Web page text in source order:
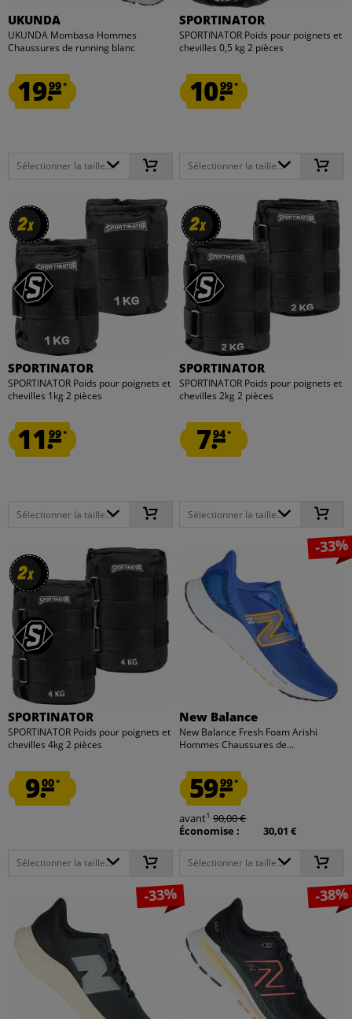
UKUNDA
UKUNDA Mombasa Hommes
Chaussures de running blanc
19.99*
Sélectionner la taille...
SPORTINATOR
SPORTINATOR Poids pour poignets et
chevilles 0,5 kg 2 pièces
10.99*
Sélectionner la taille...
2x
2x
SPORTINATOR
SPORTINATOR Poids pour poignets et
chevilles 1kg 2 pièces
11.99*
Sélectionner la taille...
2x
2x
SPORTINATOR
SPORTINATOR Poids pour poignets et
chevilles 2kg 2 pièces
7.94*
Sélectionner la taille...
2x
2x
SPORTINATOR
SPORTINATOR Poids pour poignets et
chevilles 4kg 2 pièces
9.00*
Sélectionner la taille...
-33%
New Balance
New Balance Fresh Foam Arishi
Hommes Chaussures de...
59.99*
avant1 90,00 €
Économise :
30,01 €
Sélectionner la taille...
-33% -38%